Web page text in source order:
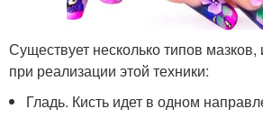
Существует несколько типов
при реализации этой техники:
Гладь. Кисть идет в одном